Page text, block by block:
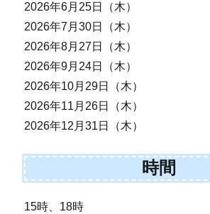
2026年6月25日（木）
2026年7月30日（木）
2026年8月27日（木）
2026年9月24日（木）
2026年10月29日（木）
2026年11月26日（木）
2026年12月31日（木）
時間
15時、18時